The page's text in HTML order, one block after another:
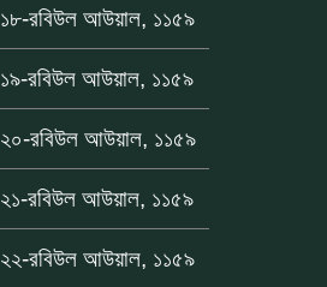
১৮-রবিউল আউয়াল, ১১৫৯
১৯-রবিউল আউয়াল, ১১৫৯
২০-রবিউল আউয়াল, ১১৫৯
২১-রবিউল আউয়াল, ১১৫৯
২২-রবিউল আউয়াল, ১১৫৯